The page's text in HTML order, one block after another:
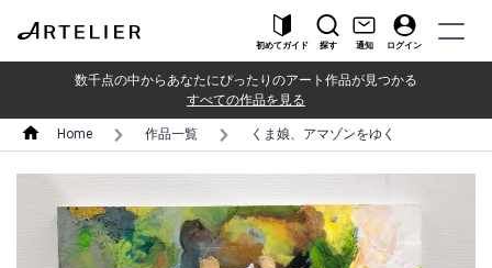
初めてガイド 探す 通知 ログイン
数千点の中からあなたにぴったりのアート作品が見つかる
すべての作品を見る
Home 作品一覧 くま娘、アマゾンをゆく